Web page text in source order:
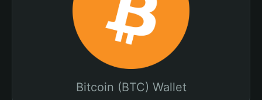
Bitcoin (BTC) Wallet